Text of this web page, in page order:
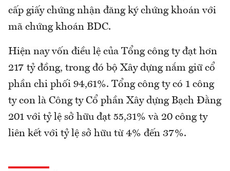
cấp giấy chứng nhận đăng ký chứng khoán với
mã chứng khoán BDC.
Hiện nay vốn điều lệ của Tổng công ty đạt hơn
217 tỷ đồng, trong đó bộ Xây dựng nắm giữ cổ
phần chi phối 94,61%. Tổng công ty có 1 công
ty con là Công ty Cổ phần Xây dựng Bạch Đằng
201 với tỷ lệ sở hữu đạt 55,31% và 20 công ty
liên kết với tỷ lệ sở hữu từ 4% đến 37%.